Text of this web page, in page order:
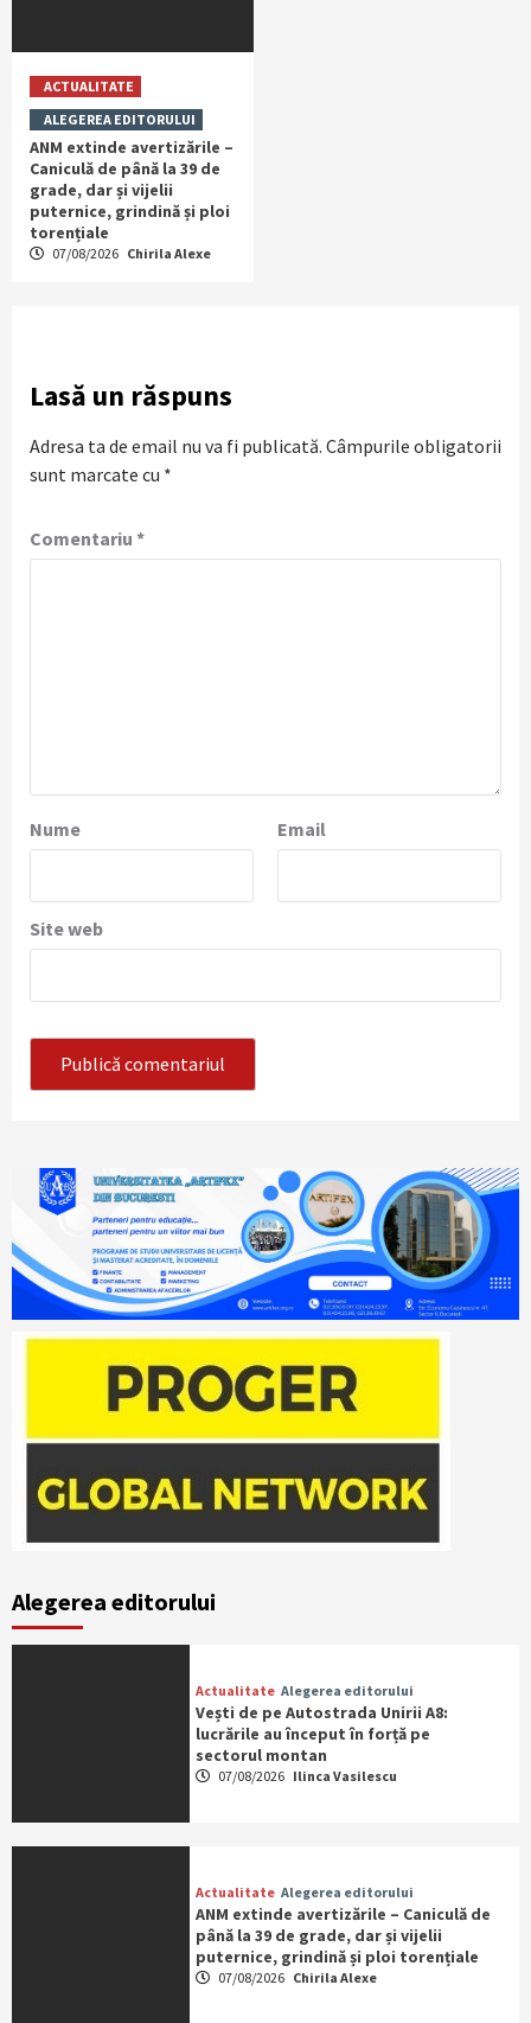
ACTUALITATE
ALEGEREA EDITORULUI
ANM extinde avertizările –
Caniculă de până la 39 de
grade, dar și vijelii
puternice, grindină și ploi
torențiale
07/08/2026 Chirila Alexe
Lasă un răspuns
Adresa ta de email nu va fi publicată. Câmpurile obligatorii
sunt marcate cu *
Comentariu *
Nume Email
Site web
Alegerea editorului
Actualitate Alegerea editorului
Vești de pe Autostrada Unirii A8:
lucrările au început în forță pe
sectorul montan
07/08/2026 Ilinca Vasilescu
Actualitate Alegerea editorului
ANM extinde avertizările – Caniculă de
până la 39 de grade, dar și vijelii
puternice, grindină și ploi torențiale
07/08/2026 Chirila Alexe